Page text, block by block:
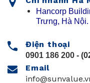
Hancorp
Trưng, Hà Nội.
Điện thoại
0901 186 200 -
Email